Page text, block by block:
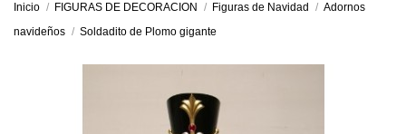
Inicio FIGURAS DE DECORACION Figuras de Navidad
Adornos
navideños
Soldadito de Plomo gigante